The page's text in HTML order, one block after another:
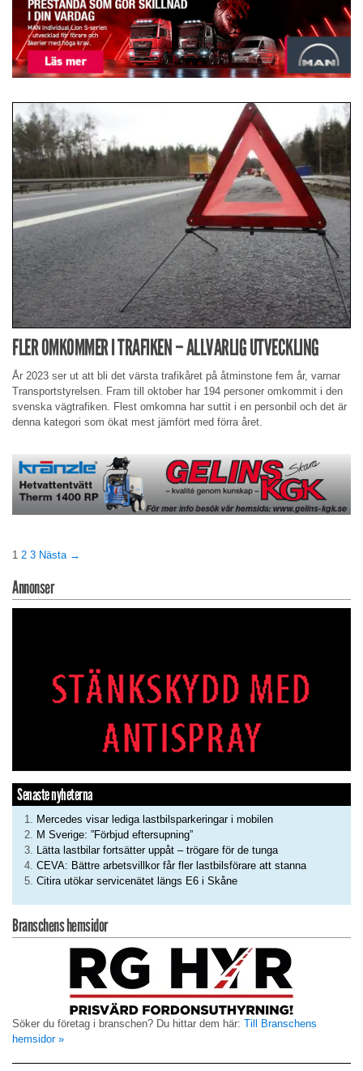
FLER OMKOMMER I TRAFIKEN – ALLVARLIG UTVECKLING
År 2023 ser ut att bli det värsta trafikåret på åtminstone fem år, varnar
Transportstyrelsen. Fram till oktober har 194 personer omkommit i den
svenska vägtrafiken. Flest omkomna har suttit i en personbil och det är
denna kategori som ökat mest jämfört med förra året.
1 2 3 Nästa →
Annonser
Senaste nyheterna
Mercedes visar lediga lastbilsparkeringar i mobilen
M Sverige: ”Förbjud eftersupning”
Lätta lastbilar fortsätter uppåt – trögare för de tunga
CEVA: Bättre arbetsvillkor får fler lastbilsförare att stanna
Citira utökar servicenätet längs E6 i Skåne
Branschens hemsidor
Söker du företag i branschen? Du hittar dem här: Till Branschens
hemsidor »